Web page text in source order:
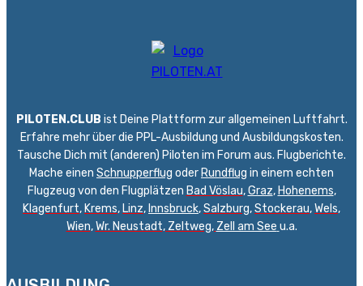
PILOTEN.CLUB ist Deine Plattform zur allgemeinen Luftfahrt.
Erfahre mehr über die PPL-Ausbildung und Ausbildungskosten.
Tausche Dich mit (anderen) Piloten im Forum aus. Flugberichte.
Mache einen Schnupperflug oder Rundflug in einem echten
Flugzeug von den Flugplätzen Bad Vöslau,Graz, Hohenems,
Klagenfurt, Krems, Linz, Innsbruck,Salzburg,Stockerau,Wels,
Wien,Wr. Neustadt, Zeltweg, Zell am See u.a.